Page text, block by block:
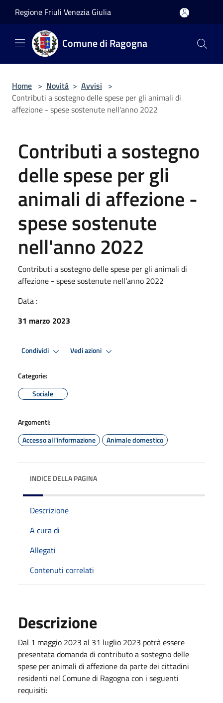
Regione Friuli Venezia Giulia
Comune di Ragogna
Home > Novità > Avvisi >
Contributi a sostegno delle spese per gli animali di
affezione - spese sostenute nell'anno 2022
Contributi a sostegno
delle spese per gli
animali di affezione -
spese sostenute
nell'anno 2022
Contributi a sostegno delle spese per gli animali di
affezione - spese sostenute nell'anno 2022
Data :
31 marzo 2023
Condividi Vedi azioni
Categorie:
Sociale
Argomenti:
Accesso all'informazione
Animale domestico
INDICE DELLA PAGINA
Descrizione
A cura di
Allegati
Contenuti correlati
Descrizione
Dal 1 maggio 2023 al 31 luglio 2023 potrà essere
presentata domanda di contributo a sostegno delle
spese per animali di affezione da parte dei cittadini
residenti nel Comune di Ragogna con i seguenti
requisiti: